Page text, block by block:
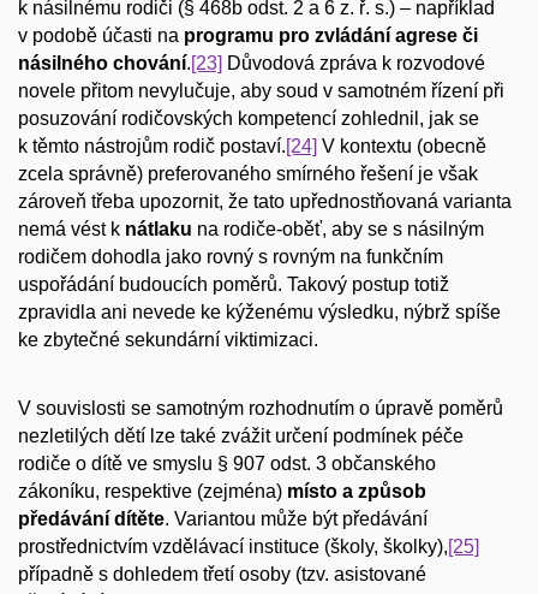
k násilnému rodiči (§ 468b odst. 2 a 6 z. ř. s.) – například
v podobě účasti na programu pro zvládání agrese či
násilného chování.[23] Důvodová zpráva k rozvodové
novele přitom nevylučuje, aby soud v samotném řízení při
posuzování rodičovských kompetencí zohlednil, jak se
k těmto nástrojům rodič postaví.[24] V kontextu (obecně
zcela správně) preferovaného smírného řešení je však
zároveň třeba upozornit, že tato upřednostňovaná varianta
nemá vést k nátlaku na rodiče-oběť, aby se s násilným
rodičem dohodla jako rovný s rovným na funkčním
uspořádání budoucích poměrů. Takový postup totiž
zpravidla ani nevede ke kýženému výsledku, nýbrž spíše
ke zbytečné sekundární viktimizaci.
V souvislosti se samotným rozhodnutím o úpravě poměrů
nezletilých dětí lze také zvážit určení podmínek péče
rodiče o dítě ve smyslu § 907 odst. 3 občanského
zákoníku, respektive (zejména) místo a způsob
předávání dítěte. Variantou může být předávání
prostřednictvím vzdělávací instituce (školy, školky),[25]
případně s dohledem třetí osoby (tzv. asistované